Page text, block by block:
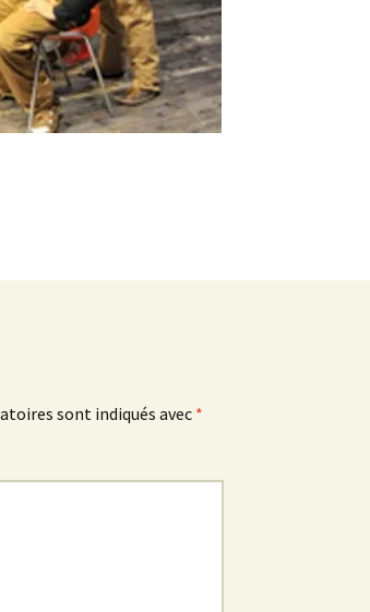
sont indiqués avec *